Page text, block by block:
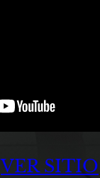
VER SITIO